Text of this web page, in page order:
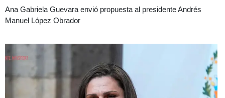
Ana Gabriela Guevara envió propuesta al presidente Andrés
Manuel López Obrador